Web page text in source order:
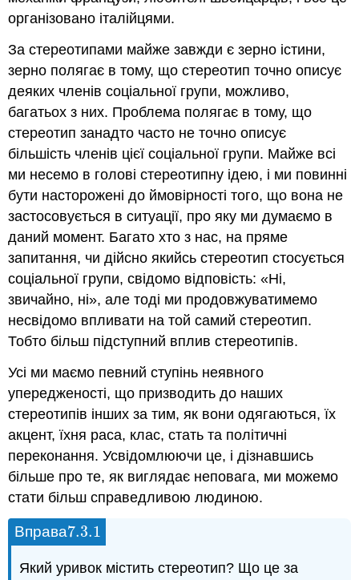
організовано італійцями.
За стереотипами майже завжди є зерно істини,
зерно полягає в тому, що стереотип точно описує
деяких членів соціальної групи, можливо,
багатьох з них. Проблема полягає в тому, що
стереотип занадто часто не точно описує
більшість членів цієї соціальної групи. Майже всі
ми несемо в голові стереотипну ідею, і ми повинні
бути насторожені до ймовірності того, що вона не
застосовується в ситуації, про яку ми думаємо в
даний момент. Багато хто з нас, на пряме
запитання, чи дійсно якийсь стереотип стосується
соціальної групи, свідомо відповість: «Ні,
звичайно, ні», але тоді ми продовжуватимемо
несвідомо впливати на той самий стереотип.
Тобто більш підступний вплив стереотипів.
Усі ми маємо певний ступінь неявного
упередженості, що призводить до наших
стереотипів інших за тим, як вони одягаються, їх
акцент, їхня раса, клас, стать та політичні
переконання. Усвідомлюючи це, і дізнавшись
більше про те, як виглядає неповага, ми можемо
стати більш справедливою людиною.
Вправа7.3.1
7.3.1
Який уривок містить стереотип? Що це за